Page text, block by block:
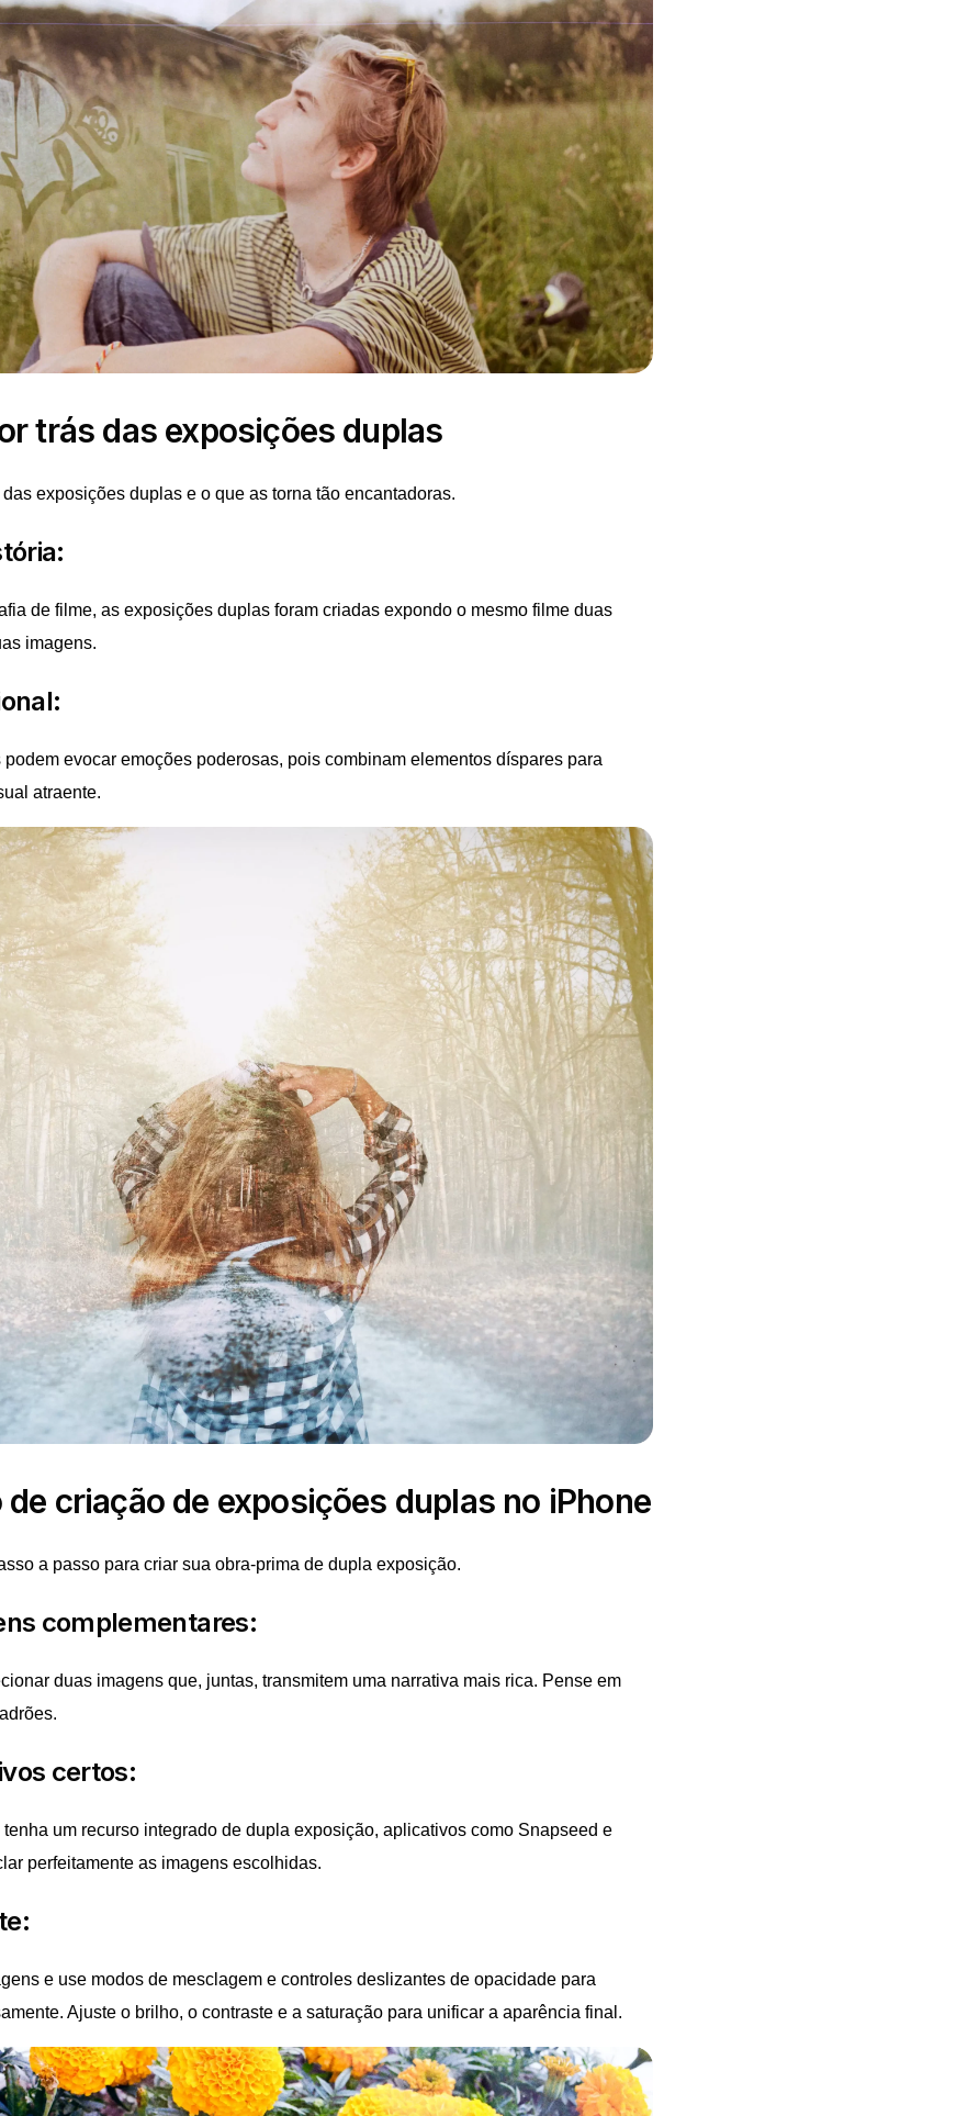
trás das exposições duplas
exposições duplas e o que as torna tão encantadoras.
de filme, as exposições duplas foram criadas expondo o mesmo filme duas
imagens.
evocar emoções poderosas, pois combinam elementos díspares para
atraente.
criação de exposições duplas no iPhone
a passo para criar sua obra-prima de dupla exposição.
complementares:
duas imagens que, juntas, transmitem uma narrativa mais rica. Pense em
certos:
um recurso integrado de dupla exposição, aplicativos como Snapseed e
perfeitamente as imagens escolhidas.
e use modos de mesclagem e controles deslizantes de opacidade para
Ajuste o brilho, o contraste e a saturação para unificar a aparência final.